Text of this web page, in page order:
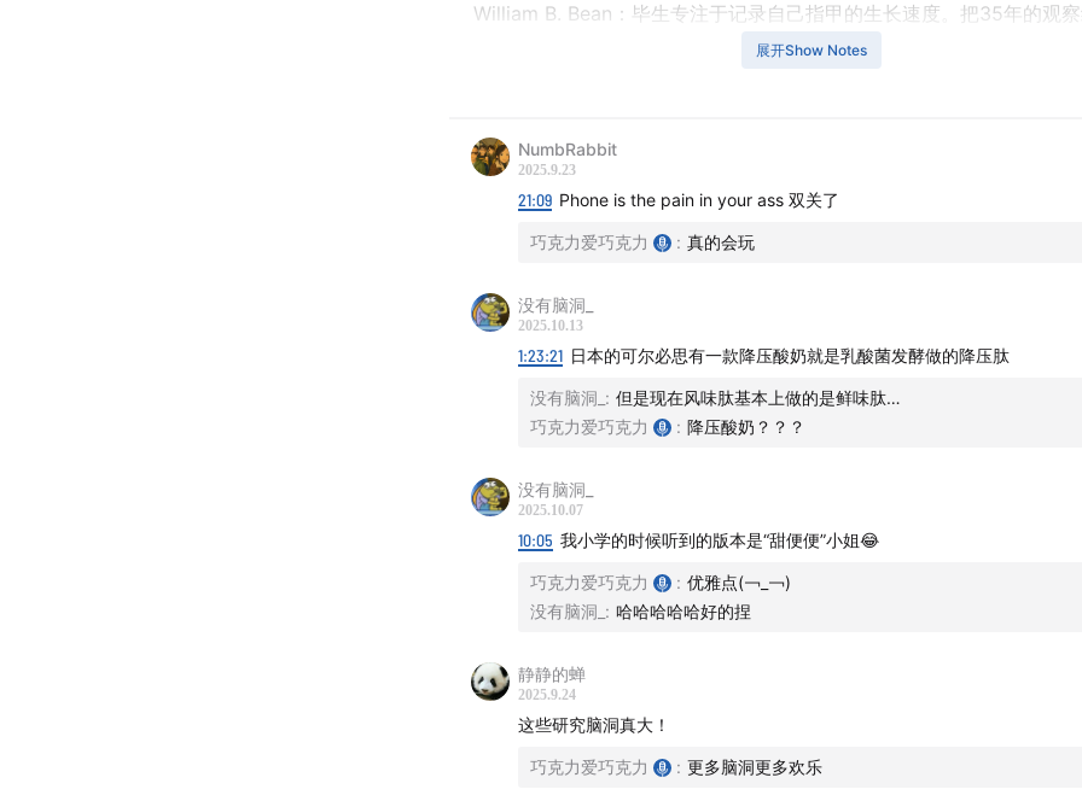
William B. Bean：毕生专注于记录自己指甲的生长速度。把35年的观
部写成散文式的记录，坚持不懈地发表在医学期刊上。
Marcin Zajenkowski，Gilles Gignac：当你告诉自恋者（或者其他人）
明时会发生什么。
3.营养学奖
在西非国家多哥观察了蜥蜴吃披萨，还发现蜥蜴严选和意大利人一样。
4.儿科学奖
Julie Mennella和Gary Beauchamp：妈妈吃蒜，婴儿最爱。
Tomoki Kojima等人组成的日本研究团队：给牛涂成斑马可以防止蝇类
6.化学奖
Rotem Naftalovich、Daniel Naftalovich和Frank Greenway：特氟龙
为零卡食物。
7.和平奖
Fritz Renner，Inge Kersbergen，Matt Field和Jessica Werthmann：
时候会提升人们说外语的能力。
展开Show Notes
NumbRabbit
2025.9.23
21:09 Phone is the pain in your ass 双关了
巧克力爱巧克力 : 真的会玩
没有脑洞_
2025.10.13
1:23:21 日本的可尔必思有一款降压酸奶就是乳酸菌发酵做的降压肽
没有脑洞_ : 但是现在风味肽基本上做的是鲜味肽…
巧克力爱巧克力
: 降压酸奶？？？
没有脑洞_
2025.10.07
10:05 我小学的时候听到的版本是“甜便便”小姐😂
巧克力爱巧克力 : 优雅点(￢_￢)
没有脑洞_ : 哈哈哈哈哈好的捏
静静的蝉
2025.9.24
这些研究脑洞真大！
巧克力爱巧克力 : 更多脑洞更多欢乐